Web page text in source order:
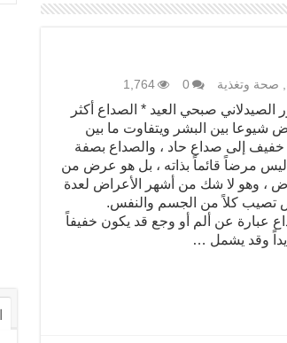
, صحة وتغذية 0
1,764
الصيدلاني صبحي العيد * الصداع أكثر
شيوعا بين البشر ويتفاوت ما بين
إلى صداع حاد ، والصداع بصفة
مرضاً قائماً بذاته ، بل هو عرض من
، وهو لا شك من أشهر الأعراض لعدة
تصيب كلاً من الجسم والنفس.
عبارة عن ألم أو وجع قد يكون خفيفاً
وقد يشمل …